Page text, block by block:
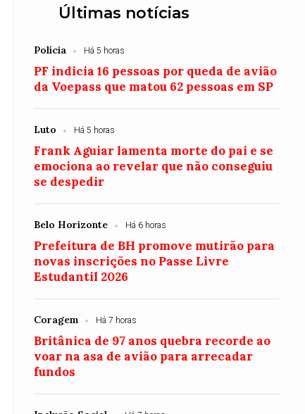
Últimas notícias
Polícia Há 5 horas
PF indicia 16 pessoas por queda de avião
da Voepass que matou 62 pessoas em SP
Luto Há 5 horas
Frank Aguiar lamenta morte do pai e se
emociona ao revelar que não conseguiu
se despedir
Belo Horizonte Há 6 horas
Prefeitura de BH promove mutirão para
novas inscrições no Passe Livre
Estudantil 2026
Coragem Há 7 horas
Britânica de 97 anos quebra recorde ao
voar na asa de avião para arrecadar
fundos